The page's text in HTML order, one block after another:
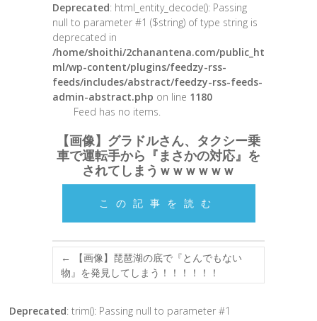
Deprecated: html_entity_decode(): Passing
null to parameter #1 ($string) of type string is
deprecated in
/home/shoithi/2chanantena.com/public_ht
ml/wp-content/plugins/feedzy-rss-
feeds/includes/abstract/feedzy-rss-feeds-
admin-abstract.php on line 1180
Feed has no items.
【画像】グラドルさん、タクシー乗
車で運転手から『まさかの対応』を
されてしまうｗｗｗｗｗｗ
この記事を読む
←
【画像】琵琶湖の底で『とんでもない
物』を発見してしまう！！！！！！
Deprecated: trim(): Passing null to parameter #1